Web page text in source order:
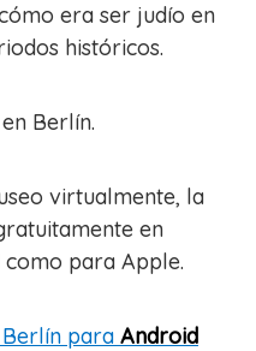
era ser judío en
históricos.
Berlín.
virtualmente, la
en
para Apple.
para Android